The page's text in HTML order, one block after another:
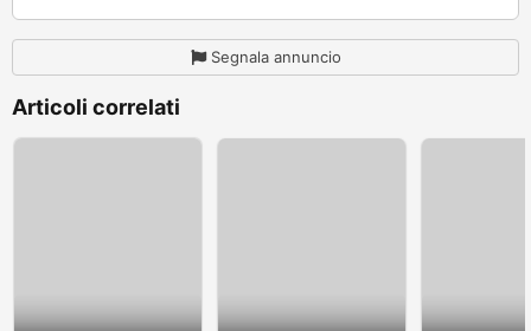
Segnala annuncio
Articoli correlati